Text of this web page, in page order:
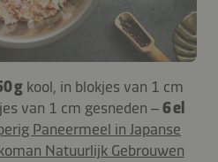
g kool, in blokjes van 1 cm
van 1 cm gesneden –6 el
Paneermeel in Japanse
Natuurlijk Gebrouwen